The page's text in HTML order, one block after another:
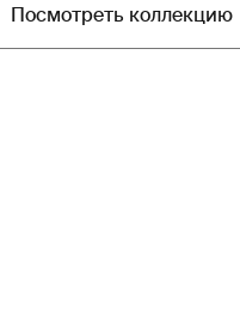
Посмотреть коллекцию